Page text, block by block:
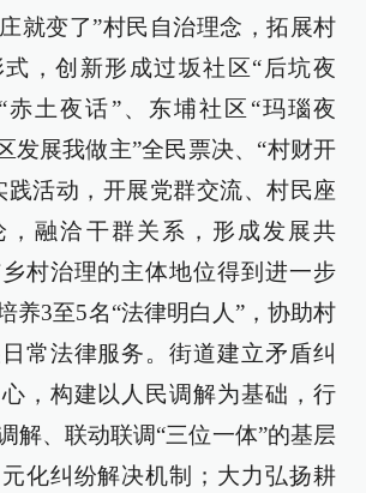
就变了”村民自治理念，拓展村
，创新形成过坂社区“后坑夜
赤土夜话”、东埔社区“玛瑙夜
发展我做主”全民票决、“村财开
践活动，开展党群交流、村民座
，融洽干群关系，形成发展共
村治理的主体地位得到进一步
养3至5名“法律明白人”，协助村
常法律服务。街道建立矛盾纠
，构建以人民调解为基础，行
解、联动联调“三位一体”的基层
化纠纷解决机制；大力弘扬耕